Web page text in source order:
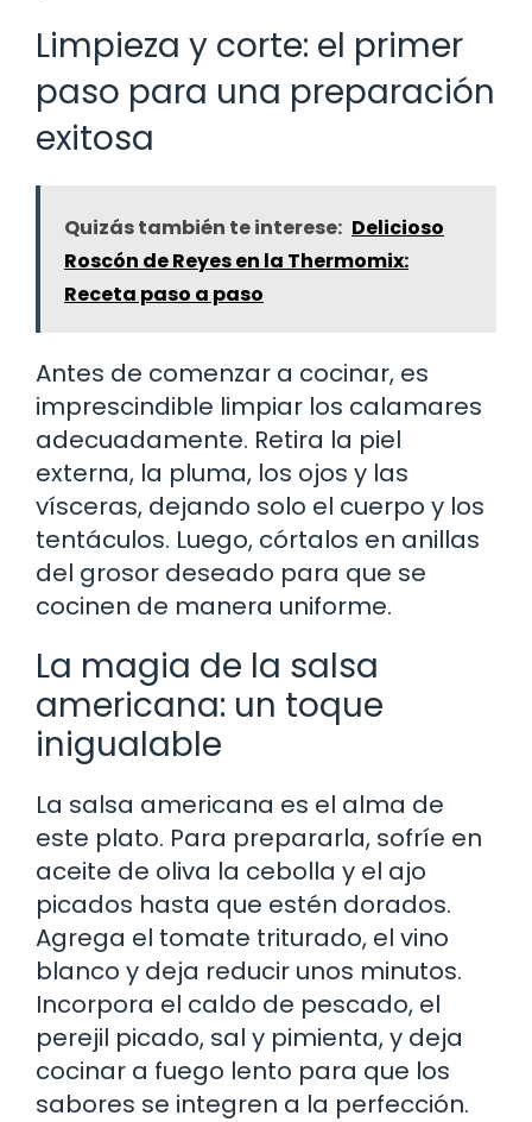
Limpieza y corte: el primer
paso para una preparación
exitosa
Quizás también te interese: Delicioso
Roscón de Reyes en la Thermomix:
Receta paso a paso
Antes de comenzar a cocinar, es
imprescindible limpiar los calamares
adecuadamente. Retira la piel
externa, la pluma, los ojos y las
vísceras, dejando solo el cuerpo y los
tentáculos. Luego, córtalos en anillas
del grosor deseado para que se
cocinen de manera uniforme.
La magia de la salsa
americana: un toque
inigualable
La salsa americana es el alma de
este plato. Para prepararla, sofríe en
aceite de oliva la cebolla y el ajo
picados hasta que estén dorados.
Agrega el tomate triturado, el vino
blanco y deja reducir unos minutos.
Incorpora el caldo de pescado, el
perejil picado, sal y pimienta, y deja
cocinar a fuego lento para que los
sabores se integren a la perfección.